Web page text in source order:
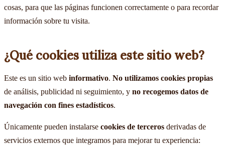
cosas, para que las páginas funcionen correctamente o para recordar
información sobre tu visita.
¿Qué cookies utiliza este sitio web?
Este es un sitio web informativo. No utilizamos cookies propias
de análisis, publicidad ni seguimiento, y no recogemos datos de
navegación con fines estadísticos.
Únicamente pueden instalarse cookies de terceros derivadas de
servicios externos que integramos para mejorar tu experiencia: